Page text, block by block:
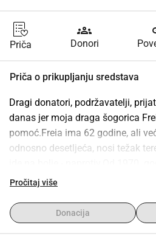
Priča
groups
Donori
Priča o prikupljanju sredstava
Dragi donatori, podržavatelji,
danas jer moja draga šogorica
pomoć.Freia ima 62 godine, ali
odnosno desetljeća, nosi težak
dijabetičarka tipa I i svakodnevno
uslijedila su još dva. Postavljeni
dijagnosticiran joj je i
Pročitaj više
Donacija